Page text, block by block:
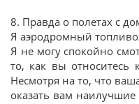
8. Правда о полетах с
Я аэродромный
Я не могу спокойно
то, как вы
Несмотря на то, что
оказать вам